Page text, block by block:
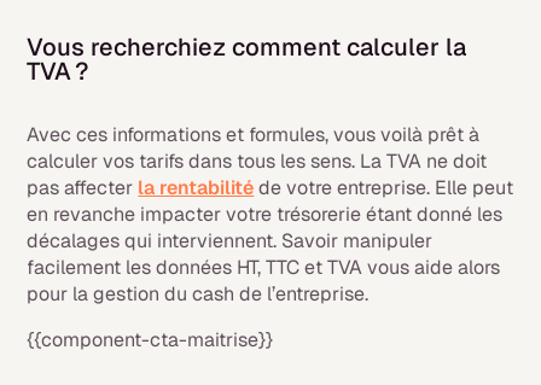
Vous recherchiez comment calculer la
TVA ?
Avec ces informations et formules, vous voilà prêt à
calculer vos tarifs dans tous les sens. La TVA ne doit
pas affecter la rentabilitéde votre entreprise. Elle peut
en revanche impacter votre trésorerie étant donné les
décalages qui interviennent. Savoir manipuler
facilement les données HT, TTC et TVA vous aide alors
pour la gestion du cash de l’entreprise.
{{component-cta-maitrise}}